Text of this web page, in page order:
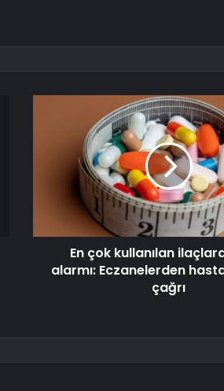
En çok kullanılan
alarmı: Eczanelerden
çağrı